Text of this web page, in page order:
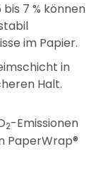
7 % können
im Papier.
in
Halt.
2-Emissionen
PaperWrap®